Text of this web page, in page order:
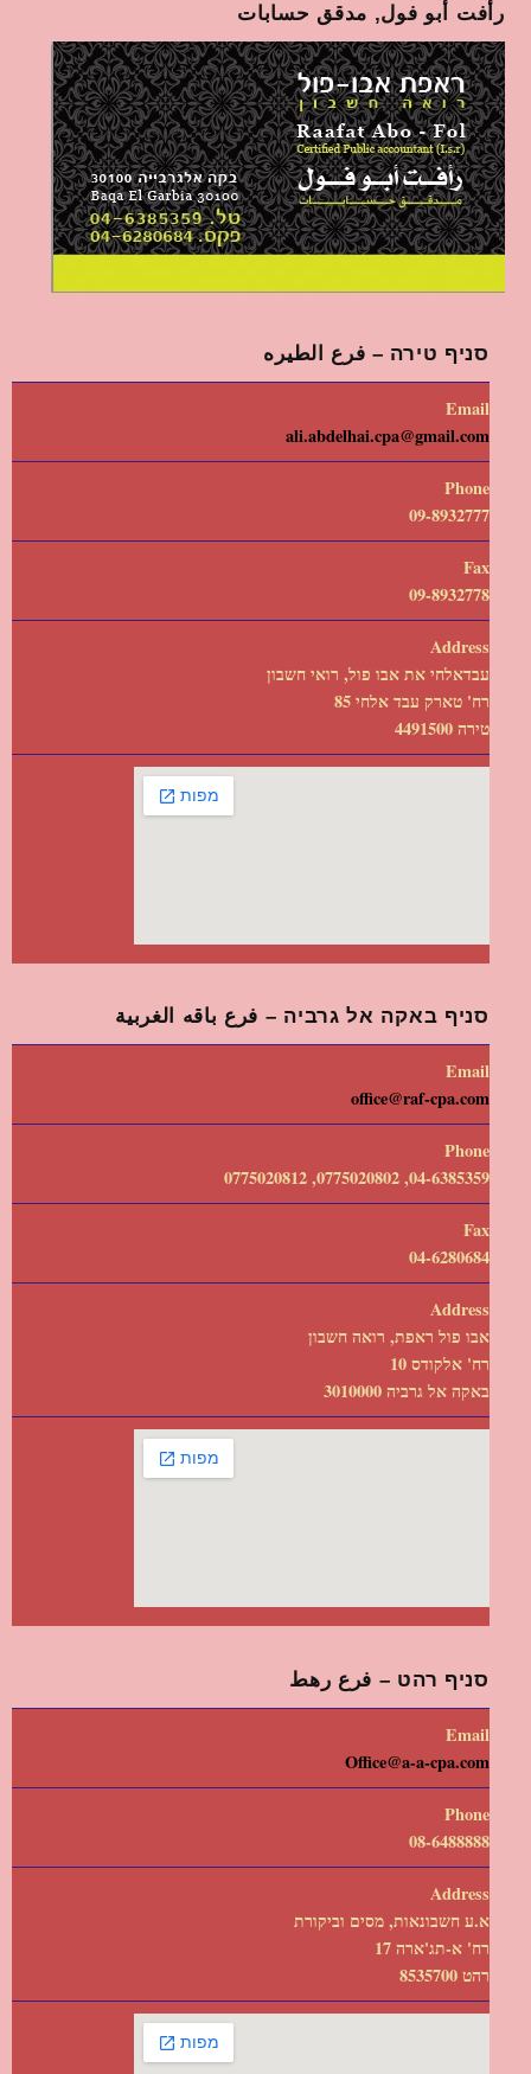
رأفت أبو فول, مدقق حسابات
סניף טירה – فرع الطيره
Email
ali.abdelhai.cpa@gmail.com
Phone
09-8932777
Fax
09-8932778
Address
עבדאלחי את אבו פול, רואי חשבון
רח' טארק עבד אלחי 85
טירה 4491500
סניף באקה אל גרביה – فرع باقه الغربية
Email
office@raf-cpa.com
Phone
04-6385359, 0775020802, 0775020812
Fax
04-6280684
Address
אבו פול ראפת, רואה חשבון
רח' אלקודס 10
באקה אל גרביה 3010000
סניף רהט – فرع رهط
Email
Office@a-a-cpa.com
Phone
08-6488888
Address
א.ע חשבונאות, מסים וביקורת
רח' א-תג'ארה 17
רהט 8535700